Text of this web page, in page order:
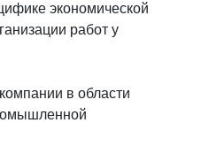
экономической
работ у
в области